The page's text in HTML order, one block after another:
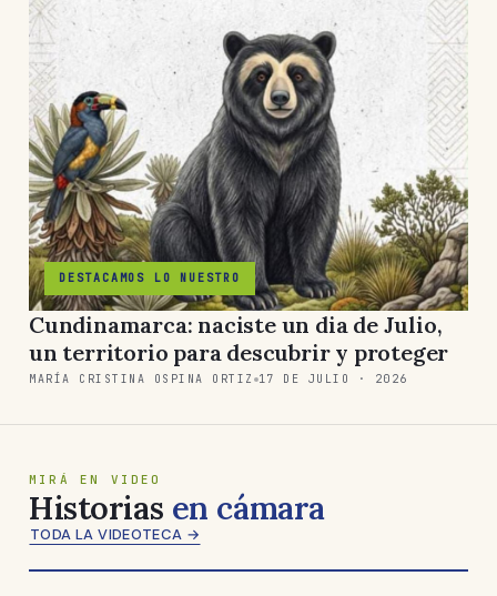
DESTACAMOS LO NUESTRO
Cundinamarca: naciste un dia de Julio,
un territorio para descubrir y proteger
MARÍA CRISTINA OSPINA ORTIZ 17 DE JULIO · 2026
MIRÁ EN VIDEO
Historias en cámara
TODA LA VIDEOTECA →